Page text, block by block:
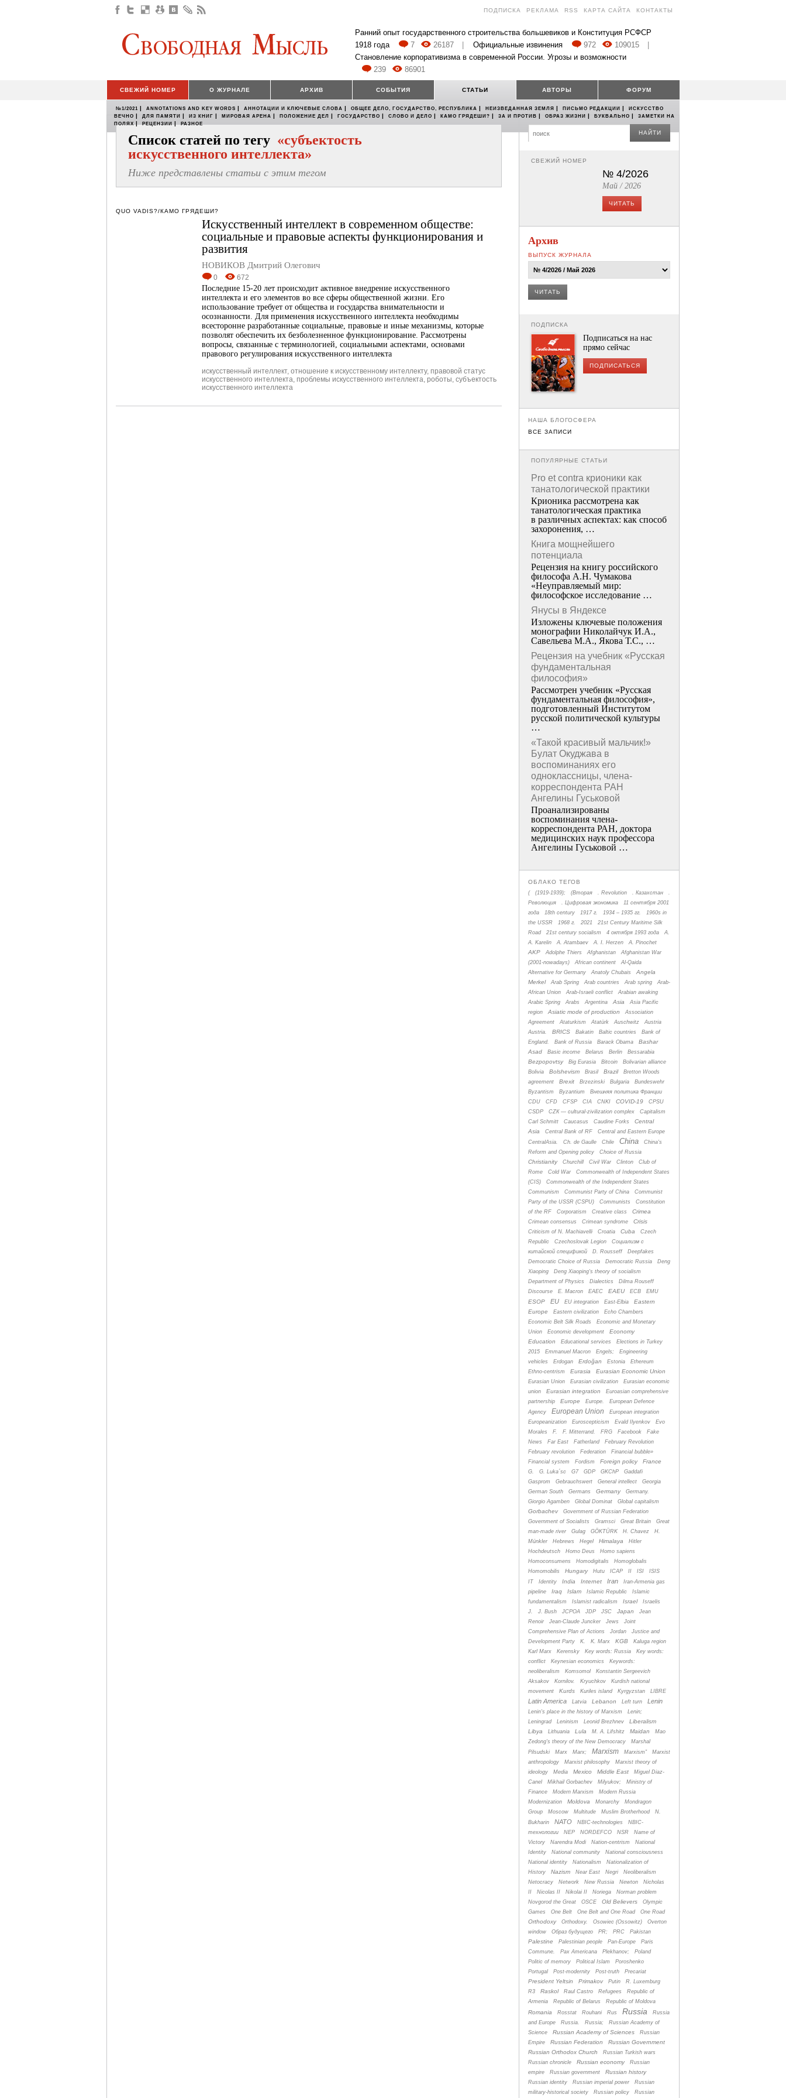
ПОДПИСКА РЕКЛАМА RSS КАРТА САЙТА КОНТАКТЫ
Ранний опыт государственного строительства большевиков и Конституция РСФСР
1918 года
7 26187 Официальные извинения 972 109015
Становление корпоративизма в современной России. Угрозы и возможности
239
86901
СВЕЖИЙ НОМЕР О ЖУРНАЛЕ АРХИВ СОБЫТИЯ СТАТЬИ АВТОРЫ ФОРУМ
№1/2021 | ANNOTATIONS AND KEY WORDS | АННОТАЦИИ И КЛЮЧЕВЫЕ СЛОВА | ОБЩЕЕ ДЕЛО, ГОСУДАРСТВО, РЕСПУБЛИКА | НЕИЗВЕДАННАЯ ЗЕМЛЯ | ПИСЬМО РЕДАКЦИИ |
ИСКУССТВО
ВЕЧНО | ДЛЯ ПАМЯТИ | ИЗ КНИГ | МИРОВАЯ АРЕНА | ПОЛОЖЕНИЕ ДЕЛ | ГОСУДАРСТВО | СЛОВО И ДЕЛО | КАМО ГРЯДЕШИ? | ЗА И ПРОТИВ | ОБРАЗ ЖИЗНИ | БУКВАЛЬНО |
ЗАМЕТКИ НА
ПОЛЯХ | РЕЦЕНЗИИ | РАЗНОЕ
Список статей по тегу «субъектость
искусственного интеллекта»
Ниже представлены статьи с этим тегом
QUO VADIS?/КАМО ГРЯДЕШИ?
Искусственный интеллект в современном обществе:
социальные и правовые аспекты функционирования и
развития
НОВИКОВ Дмитрий Олегович
0 672
Последние 15-20 лет происходит активное внедрение искусственного
интеллекта и его элементов во все сферы общественной жизни. Его
использование требует от общества и государства внимательности и
осознанности. Для применения искусственного интеллекта необходимы
всесторонне разработанные социальные, правовые и иные механизмы, которые
позволят обеспечить их безболезненное функционирование. Рассмотрены
вопросы, связанные с терминологией, социальными аспектами, основами
правового регулирования искусственного интеллекта
искусственный интеллект, отношение к искусственному интеллекту, правовой статус
искусственного интеллекта, проблемы искусственного интеллекта, роботы, субъектость
искусственного интеллекта
НАЙТИ
СВЕЖИЙ НОМЕР
№ 4/2026
Май / 2026
ЧИТАТЬ
Архив
ВЫПУСК ЖУРНАЛА
ЧИТАТЬ
ПОДПИСКА
Подписаться на нас
прямо сейчас
ПОДПИСАТЬСЯ
НАША БЛОГОСФЕРА
ВСЕ ЗАПИСИ
ПОПУЛЯРНЫЕ СТАТЬИ
Pro et contra крионики как
танатологической практики
Крионика рассмотрена как
танатологическая практика
в различных аспектах: как способ
захоронения, …
Книга мощнейшего
потенциала
Рецензия на книгу российского
философа А.Н. Чумакова
«Неуправляемый мир:
философское исследование …
Янусы в Яндексе
Изложены ключевые положения
монографии Николайчук И.А.,
Савельева М.А., Якова Т.С., …
Рецензия на учебник «Русская
фундаментальная
философия»
Рассмотрен учебник «Русская
фундаментальная философия»,
подготовленный Институтом
русской политической культуры
…
«Такой красивый мальчик!»
Булат Окуджава в
воспоминаниях его
одноклассницы, члена-
корреспондента РАН
Ангелины Гуськовой
Проанализированы
воспоминания члена­
корреспондента РАН, доктора
медицинских наук профессора
Ангелины Гуськовой …
ОБЛАКО ТЕГОВ
( (1919-1939); (Вторая . Revolution . Казахстан
.
Революция
. Цифровая экономика
11 сентября 2001
года
18th century 1917 г. 1934 – 1935 гг.
1960s in
the USSR
1968 г. 2021
21st Century Maritime Silk
Road
21st century socialism 4 октября 1993 года
A.
A. Karelin
A. Atambaev A. I. Herzen A. Pinochet
AKP Adolphe Thiers Afghanistan
Afghanistan War
(2001-nowadays)
African continent
Al-Qaida
Alternative for Germany
Anatoly Chubais
Angela
Merkel
Arab Spring Arab countries Arab spring
Arab-
African Union
Arab-Israeli conflict
Arabian awaking
Arabic Spring
Arabs Argentina Asia
Asia Pacific
region
Asiatic mode of production
Association
Agreement
Ataturkism Atatürk Auschwitz
Austria
Austria.
BRICS Bakatin Baltic countries
Bank of
England.
Bank of Russia Barack Obama
Bashar
Asad
Basic income Belarus Berlin Bessarabia
Bezpopovtsy Big Eurasia Bitcoin
Bolivarian alliance
Bolivia
Bolshevism Brasil Brazil
Bretton Woods
agreement
Brexit Brzezinski Bulgaria
Bundeswehr
Byzantism
Byzantium
Bнешняя политика Франции
CDU
CFD CFSP CIA CNKI COVID-19
CPSU
CSDP
CZК — cultural-zivilization complex
Capitalism
Carl Schmitt
Caucasus Caudine Forks
Central
Asia
Central Bank of RF
Central and Eastern Europe
CentralAsia.
Ch. de Gaulle Chile China
China's
Reform and Opening policy
Choice of Russia
Christianity Churchill Civil War Clinton
Club of
Rome
Cold War
Commonwealth of Independent States
(CIS)
Commonwealth of the Independent States
Communism
Communist Party of China
Communist
Party of the USSR (CSPU)
Communists
Constitution
of the RF
Corporatism Creative class Crimea
Crimean consensus Crimean syndrome Crisis
Criticism of N. Machiavelli Croatia Cuba
Czech
Republic
Czechoslovak Legion
Cоциализм с
китайской спецификой
D. Rousseff
Deepfakes
Democratic Choice of Russia
Democratic Russia
Deng
Xiaoping
Deng Xiaoping's theory of socialism
Department of Physics
Dialectics
Dilma Rouseff
Discourse
E. Macron EAEC EAEU ECB EMU
ESOP EU EU integration East-Elbia
Eastern
Europe
Eastern civilization
Echo Chambers
Economic Belt Silk Roads
Economic and Monetary
Union
Economic development
Economy
Education
Educational services
Elections in Turkey
2015
Emmanuel Macron Engels;
Engineering
vehicles
Erdogan Erdoğan Estonia
Ethereum
Ethno-centrism
Eurasia Eurasian Economic Union
Eurasian Union Eurasian civilization
Eurasian economic
union
Eurasian integration
Euroasian comprehensive
partnership
Europe Europe.
European Defence
Agency
European Union
European integration
Europeanization
Euroscepticism Evald Ilyenkov
Evo
Morales
F. F. Mitterrand. FRG Facebook
Fake
News
Far East Fatherland
February Revolution
February revolution
Federation
Financial bubble»
Financial system
Fordism Foreign policy France
G. G. Luka´sc G7 GDP GKChP
Gaddafi
Gasprom
Gebrauchswert General intellect
Georgia
German South
Germans Germany
Germany.
Giorgio Agamben
Global Dominat Global capitalism
Gorbachev
Government of Russian Federation
Government of Socialists
Gramsci Great Britain
Great
man-made river
Gulag GÖKTÜRK H. Chavez
H.
Münkler
Hebrews Hegel Himalaya
Hitler
Hochdeutsch
Homo Deus
Homo sapiens
Homoconsumens
Homodigitalis
Homoglobalis
Homomobilis
Hungary Hutu ICAP II ISI
ISIS
IT
Identity India Internet Iran
Iran-Armenia gas
pipeline
Iraq Islam Islamic Republic
Islamic
fundamentalism
Islamist radicalism Israel
Israelis
J.
J. Bush JCPOA JDP JSC Japan
Jean
Renoir
Jean-Claude Juncker Jews
Joint
Comprehensive Plan of Actions
Jordan
Justice and
Development Party
K. K. Marx KGB
Kaluga region
Karl Marx
Kerensky Key words: Russia
Key words:
conflict
Keynesian economics
Keywords:
neoliberalism
Komsomol
Konstantin Sergeevich
Aksakov
Kornilov. Kryuchkov
Kurdish national
movement
Kurds Kuriles island Kyrgyzstan LIBRE
Latin America Latvia Lebanon Left turn Lenin
Lenin's place in the history of Marxism
Lenin;
Leningrad
Leninism Leonid Brezhnev
Liberalism
Libya
Lithuania Lula M. A. Lifshitz Maidan
Mao
Zedong's theory of the New Democracy
Marshal
Pilsudski
Marx Marx; Marxism Marxism”
Marxist
anthropology
Marxist philosophy
Marxist theory of
ideology
Media Mexico Middle East
Miguel Diaz-
Canel
Mikhail Gorbachev Milyukov;
Ministry of
Finance
Modern Marxism
Modern Russia
Modernization
Moldova Monarchy
Mondragon
Group
Moscow Multitude Muslim Brotherhood
N.
Bukharin
NATO NBIC-technologies
NBIC-
технологии
NEP NORDEFCO NSR
Name of
Victory
Narendra Modi Nation-centrism
National
Identity
National community
National consciousness
National identity
Nationalism
Nationalization of
History
Nazism Near East Negri
Neoliberalism
Netocracy
Network New Russia Newton
Nicholas
II
Nicolas II Nikolai II Noriega
Norman problem
Novgorod the Great
OSCE Old Believers
Olympic
Games
One Belt One Belt and One Road One Road
Orthodoxy Orthodoxy. Osowiec (Ossowitz)
Overton
window
Oбраз будущего PR; PRC Pakistan
Palestine Palestinian people Pan-Europe
Paris
Commune.
Pax Americana Plekhanov;
Poland
Politic of memory
Political Islam
Poroshenko
Portugal
Post-modernity Post-truth Precariat
President Yeltsin Primakov Putin
R. Luxemburg
R3
Raskol Raul Castro Refugees
Republic of
Armenia
Republic of Belarus Republic of Moldova
Romania Rosstat Rouhani Rus Russia
Russia
and Europe
Russia. Russia;
Russian Academy of
Science
Russian Academy of Sciences
Russian
Empire
Russian Federation
Russian Government
Russian Orthodox Church
Russian Turkish wars
Russian chronicle
Russian economy
Russian
empire
Russian government Russian history
Russian identity Russian imperial power
Russian
military-historical society
Russian policy Russian